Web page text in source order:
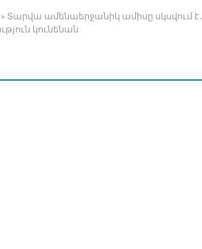
» Տարվա ամենաերջանիկ ամիսը սկսվում
կունենան